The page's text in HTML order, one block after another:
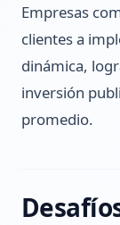
Empresas
clientes a
dinámica,
inversión
promedio.